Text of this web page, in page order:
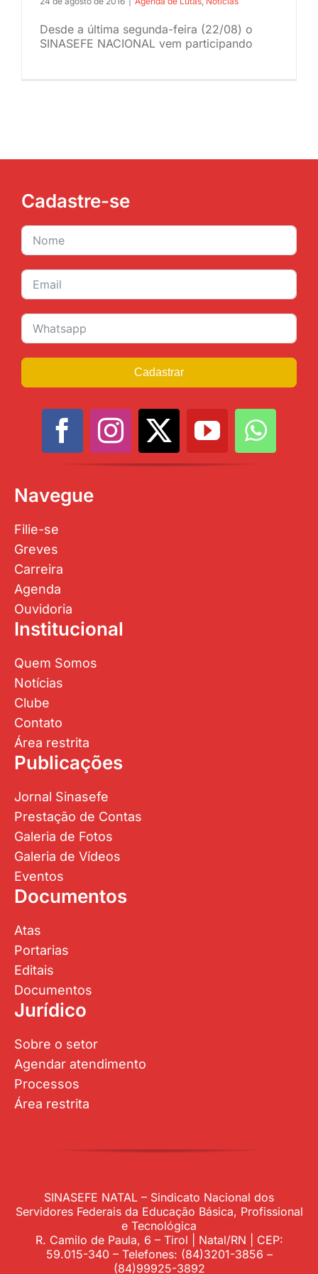
JURÍDICO
Desde a última segunda-feira (22/08) o
SINASEFE NACIONAL vem participando
Cadastre-se
Cadastrar
Navegue
Filie-se
Greves
Carreira
Agenda
Ouvidoria
Institucional
Quem Somos
Notícias
Clube
Contato
Área restrita
Publicações
Jornal Sinasefe
Prestação de Contas
Galeria de Fotos
Galeria de Vídeos
Eventos
Documentos
Atas
Portarias
Editais
Documentos
Jurídico
Sobre o setor
Agendar atendimento
Processos
Área restrita
SINASEFE NATAL – Sindicato Nacional dos
Servidores Federais da Educação Básica, Profissional
e Tecnológica
R. Camilo de Paula, 6 – Tirol | Natal/RN | CEP:
59.015-340 – Telefones: (84)3201-3856 –
(84)99925-3892